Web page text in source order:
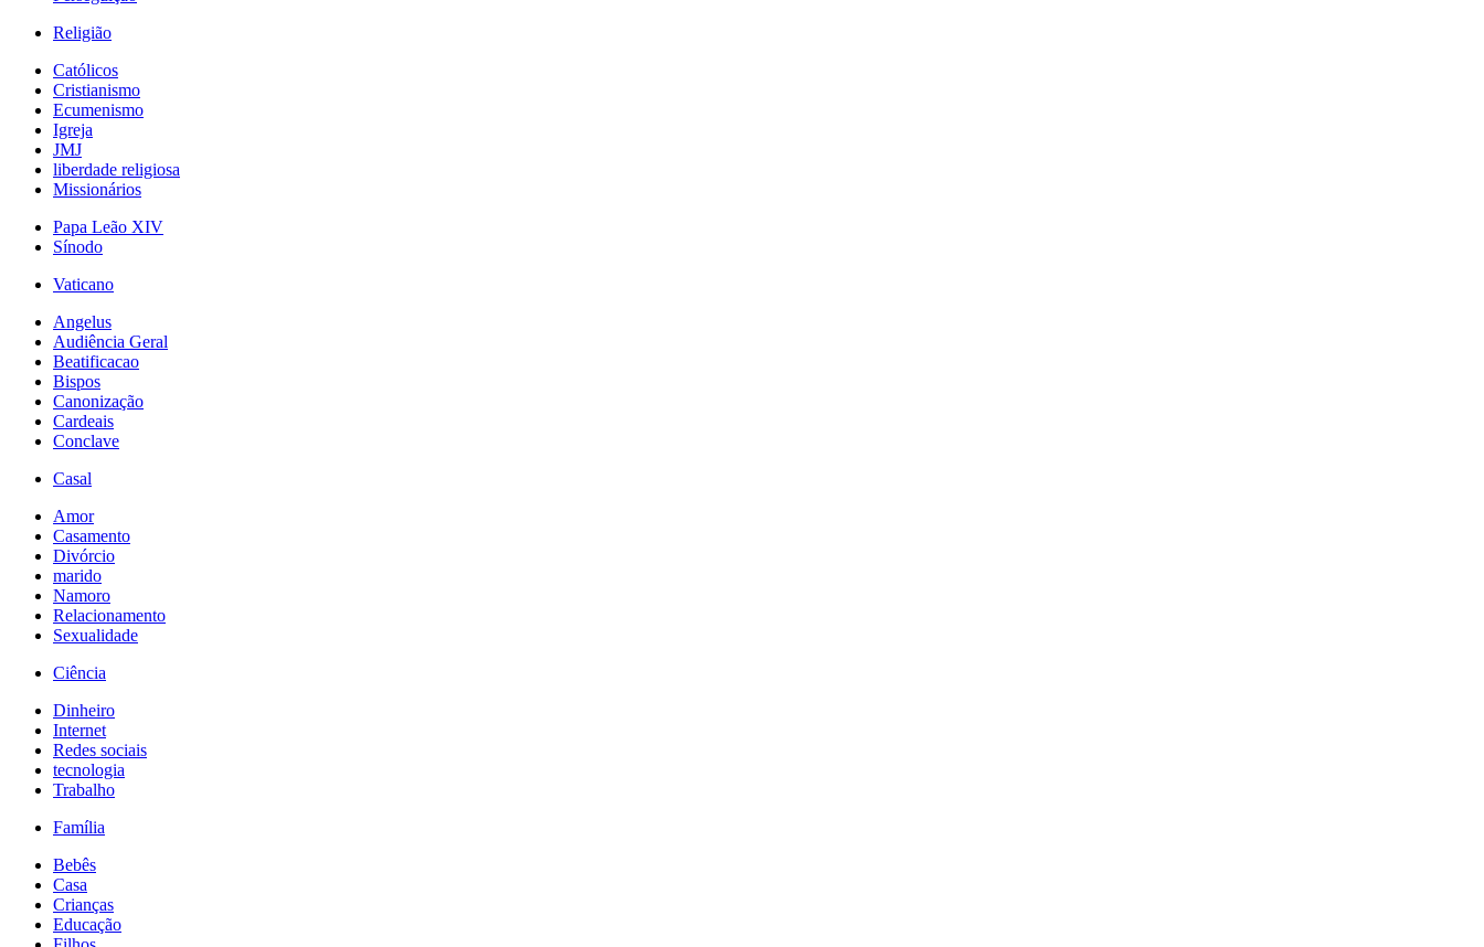
Religião
Católicos
Cristianismo
Ecumenismo
Igreja
JMJ
liberdade religiosa
Missionários
Papa Leão XIV
Sínodo
Vaticano
Angelus
Audiência Geral
Beatificacao
Bispos
Canonização
Cardeais
Conclave
Casal
Amor
Casamento
Divórcio
marido
Namoro
Relacionamento
Sexualidade
Ciência
Dinheiro
Internet
Redes sociais
tecnologia
Trabalho
Família
Bebês
Casa
Crianças
Educação